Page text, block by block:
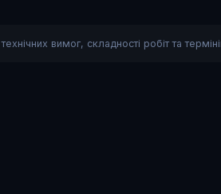
вимог, складності робіт та